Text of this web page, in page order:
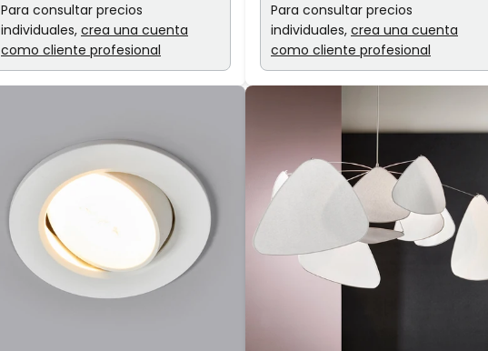
Para consultar precios
individuales, crea una cuenta
como cliente profesional
Para consultar precios
individuales, crea una cuenta
como cliente profesional